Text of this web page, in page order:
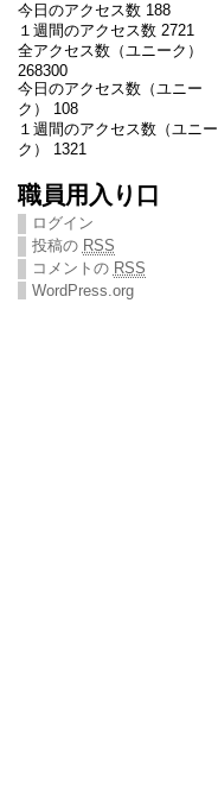
今日のアクセス数 188
１週間のアクセス数 2721
全アクセス数（ユニーク）
268300
今日のアクセス数（ユニー
ク） 108
１週間のアクセス数（ユニー
ク） 1321
職員用入り口
ログイン
投稿の RSS
コメントの RSS
WordPress.org